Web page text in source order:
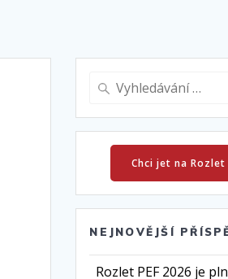
Vyhledat:
Chci jet na Rozlet
NEJNOVĚJŠÍ
Rozlet PEF 2026 je